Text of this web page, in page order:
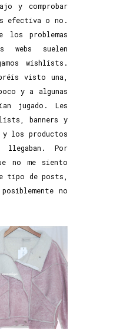
y comprobar
efectiva o no.
los problemas
webs suelen
wishlists.
visto una,
y a algunas
jugado. Les
banners y
y los productos
llegaban. Por
no me siento
tipo de posts,
no